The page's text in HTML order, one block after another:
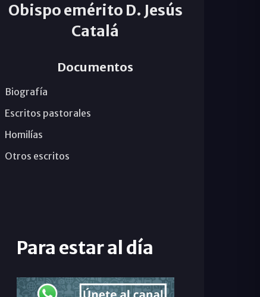
Obispo emérito D. Jesús
Catalá
Documentos
Biografía
Escritos pastorales
Homilías
Otros escritos
Para estar al día